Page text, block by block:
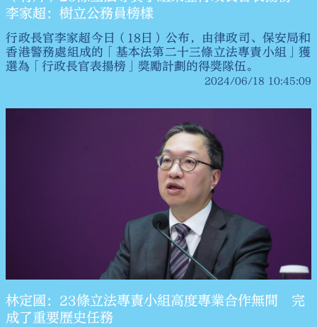
李家超：樹立公務員榜樣
行政長官李家超今日（18日）公布，由律政司、保安局和
香港警務處組成的「基本法第二十三條立法專責小組」獲
選為「行政長官表揚榜」獎勵計劃的得獎隊伍。
2024/06/18 10:45:09
林定國：23條立法專責小組高度專業合作無間 完
成了重要歷史任務